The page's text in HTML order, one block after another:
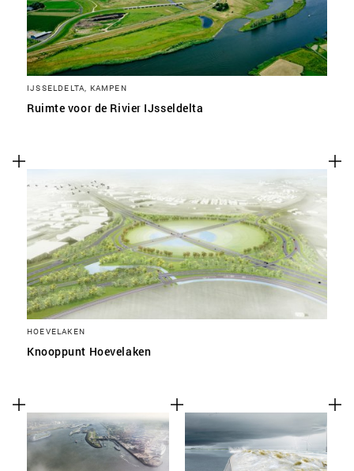
IJSSELDELTA, KAMPEN
Ruimte voor de Rivier IJsseldelta
HOEVELAKEN
Knooppunt Hoevelaken